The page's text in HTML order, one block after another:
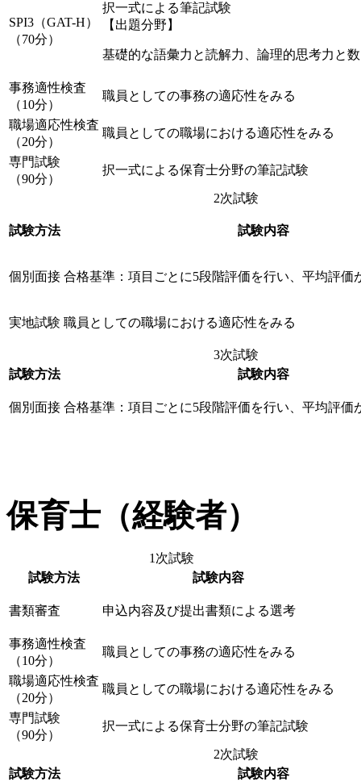
SPI3（GAT-H）
（70分）
択一式による筆記試験
【出題分野】
基礎的な語彙力と読解力、論理的思考力と
事務適性検査
（10分）
職員としての事務の適応性をみる
職場適応性検査
（20分）
職員としての職場における適応性をみる
専門試験
（90分）
択一式による保育士分野の筆記試験
2次試験
試験方法 試験内容
個別面接 合格基準：項目ごとに5段階評価を行い、平均評価
実地試験 職員としての職場における適応性をみる
3次試験
試験方法
試験内容
個別面接 合格基準：項目ごとに5段階評価を行い、平均評価
保育士（経験者）
1次試験
試験方法
試験内容
書類審査 申込内容及び提出書類による選考
事務適性検査
（10分）
職員としての事務の適応性をみる
職場適応性検査
（20分）
職員としての職場における適応性をみる
専門試験
（90分）
択一式による保育士分野の筆記試験
2次試験
試験方法
試験内容